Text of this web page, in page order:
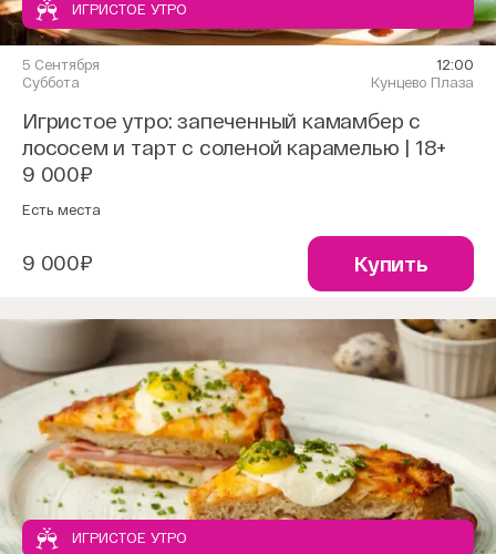
ИГРИСТОЕ УТРО
5 Сентября
Суббота
12:00
Кунцево Плаза
Игристое утро: запеченный камамбер с
лососем и тарт с соленой карамелью | 18+
9 000₽
Есть места
9 000₽ Купить
ИГРИСТОЕ УТРО